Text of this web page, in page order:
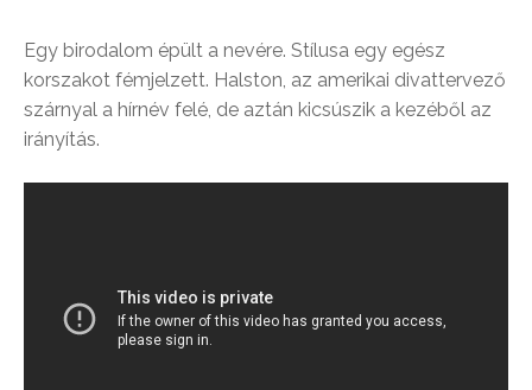
Egy birodalom épült a nevére. Stílusa egy egész
korszakot fémjelzett. Halston, az amerikai divattervező
szárnyal a hírnév felé, de aztán kicsúszik a kezéből az
irányítás.